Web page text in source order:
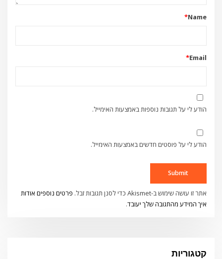
Name
*
Email
*
הודע לי על תגובות נוספות באמצעות האימייל.
הודע לי על פוסטים חדשים באמצעות האימייל.
אתר זו עושה שימוש ב-Akismet כדי לסנן תגובות זבל.
פרטים נוספים אודות
איך המידע מהתגובה שלך יעובד.
קטגוריות